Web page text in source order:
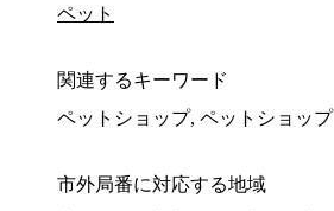
ペット
関連するキーワード
ペットショップ, ペットショップ
市外局番に対応する地域